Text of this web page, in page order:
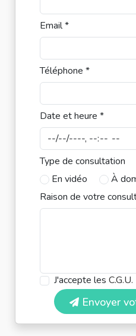
Email *
Téléphone *
Date et heure *
Type de consultation
En vidéo
À
Raison de votre
J'accepte les C.G.U.
Envoyer